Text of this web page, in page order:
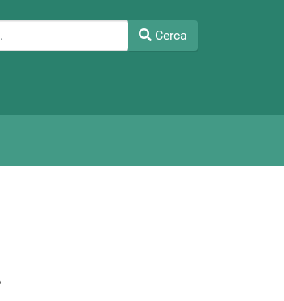
Cerca